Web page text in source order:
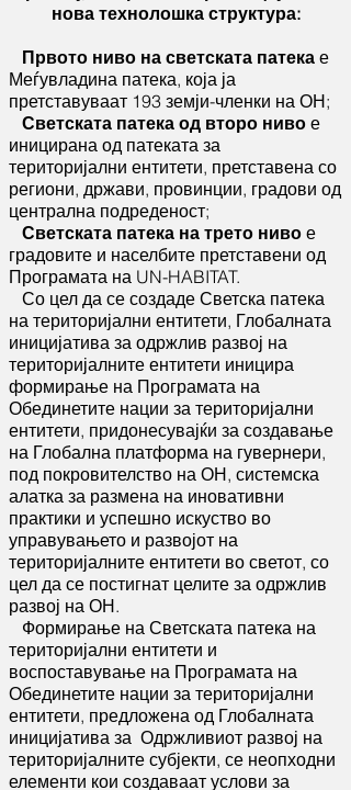
нова технолошка структура:
Првото ниво на светската патека е
Меѓувладина патека, која ја
претставуваат 193 земји-членки на ОН;
Светската патека од второ ниво е
иницирана од патеката за
територијални ентитети, претставена со
региони, држави, провинции, градови од
централна подреденост;
Светската патека на трето ниво е
градовите и населбите претставени од
Програмата на UN-HABITAT.
Со цел да се создаде Светска патека
на територијални ентитети, Глобалната
иницијатива за одржлив развој на
територијалните ентитети иницира
формирање на Програмата на
Обединетите нации за територијални
ентитети, придонесувајќи за создавање
на Глобална платформа на гувернери,
под покровителство на ОН, системска
алатка за размена на иновативни
практики и успешно искуство во
управувањето и развојот на
територијалните ентитети во светот, со
цел да се постигнат целите за одржлив
развој на ОН.
Формирање на Светската патека на
територијални ентитети и
воспоставување на Програмата на
Обединетите нации за територијални
ентитети, предложена од Глобалната
иницијатива за Одржливиот развој на
територијалните субјекти, се неопходни
елементи кои создаваат услови за